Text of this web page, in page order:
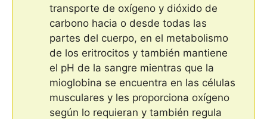
transporte de oxígeno y dióxido de
carbono hacia o desde todas las
partes del cuerpo, en el metabolismo
de los eritrocitos y también mantiene
el pH de la sangre mientras que la
mioglobina se encuentra en las células
musculares y les proporciona oxígeno
según lo requieran y también regula